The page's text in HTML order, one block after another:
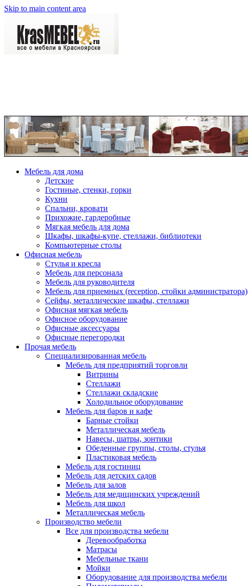
Skip to main content area
Мебель для дома
Детские
Гостиные, стенки, горки
Кухни
Спальни, кровати
Прихожие, гардеробные
Мягкая мебель для дома
Шкафы, шкафы-купе, стеллажи, библиотеки
Компьютерные столы
Офисная мебель
Стулья и кресла
Мебель для персонала
Мебель для руководителя
Мебель для приемных (reception, стойки администратора)
Сейфы, металлические шкафы, стеллажи
Офисная мягкая мебель
Офисное оборудование
Офисные аксессуары
Офисные перегородки
Прочая мебель
Специализированная мебель
Мебель для предприятий торговли
Витрины
Стеллажи
Стеллажи складские
Холодильное оборудование
Мебель для баров и кафе
Барные стойки
Металлическая мебель
Навесы, шатры, зонтики
Обеденные группы, столы, стулья
Пластиковая мебель
Мебель для гостиниц
Мебель для детских садов
Мебель для залов
Мебель для медицинских учреждений
Мебель для школ
Металлическая мебель
Производство мебели
Все для производства мебели
Деревообработка
Матрасы
Мебельные ткани
Мойки
Оборудование для производства мебели